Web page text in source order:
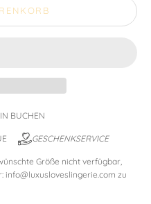
BUCHEN
GESCHENKSERVICE
Größe nicht verfügbar,
info@luxusloveslingerie.com zu